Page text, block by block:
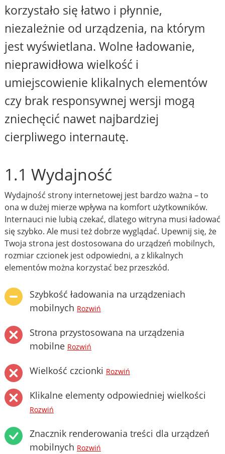
korzystało się łatwo i płynnie,
niezależnie od urządzenia, na którym
jest wyświetlana. Wolne ładowanie,
nieprawidłowa wielkość i
umiejscowienie klikalnych elementów
czy brak responsywnej wersji mogą
zniechęcić nawet najbardziej
cierpliwego internautę.
1.1 Wydajność
Wydajność strony internetowej jest bardzo ważna – to
ona w dużej mierze wpływa na komfort użytkowników.
Internauci nie lubią czekać, dlatego witryna musi ładować
się szybko. Ale musi też dobrze wyglądać. Upewnij się, że
Twoja strona jest dostosowana do urządzeń mobilnych,
rozmiar czcionek jest odpowiedni, a z klikalnych
elementów można korzystać bez przeszkód.
Szybkość ładowania na urządzeniach
mobilnych Rozwiń
Strona przystosowana na urządzenia
mobilne Rozwiń
Wielkość czcionki Rozwiń
Klikalne elementy odpowiedniej wielkości
Rozwiń
Znacznik renderowania treści dla urządzeń
mobilnych Rozwiń